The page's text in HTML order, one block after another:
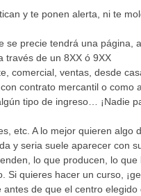
y te ponen alerta, ni te
se precie tendrá una página,
través de un 8XX ó 9XX
comercial, ventas, desde
contrato mercantil o como
tipo de ingreso… ¡Nadie
etc. A lo mejor quieren algo
y seria suele aparecer con
lo que producen, lo que
Si quieres hacer un curso,
de que el centro